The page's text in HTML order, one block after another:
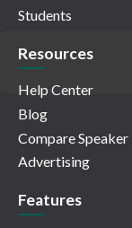
Students
Resources
Help Center
Blog
Compare Speaker
Advertising
Features